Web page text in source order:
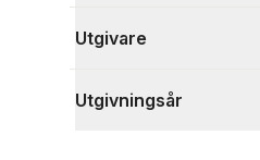
Utgivare
Utgivningsår